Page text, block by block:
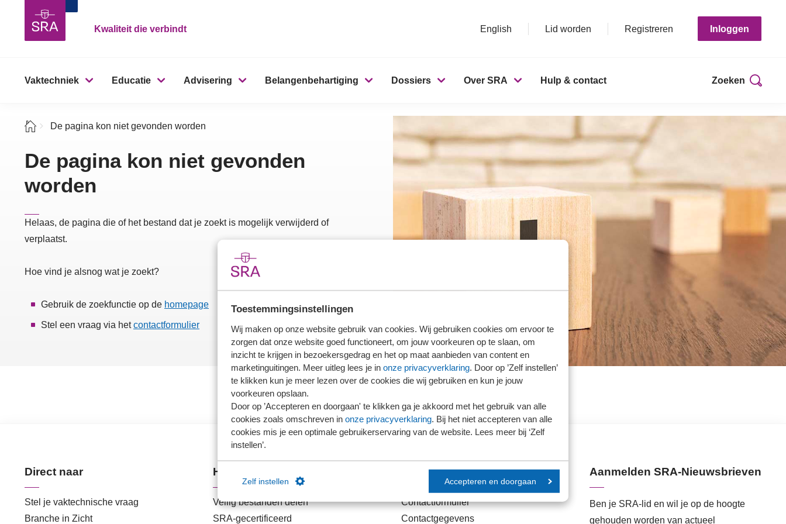
Toestemmingsinstellingen
Wij maken op onze website gebruik van cookies. Wij gebruiken cookies om ervoor te
zorgen dat onze website goed functioneert, om jouw voorkeuren op te slaan, om
inzicht te krijgen in bezoekersgedrag en het op maat aanbieden van content en
marketinguitingen. Meer uitleg lees je in onze privacyverklaring. Door op ’Zelf instellen’
te klikken kun je meer lezen over de cookies die wij gebruiken en kun je jouw
voorkeuren opslaan.
Door op ’Accepteren en doorgaan' te klikken ga je akkoord met het gebruik van alle
cookies zoals omschreven in onze privacyverklaring. Bij het niet accepteren van alle
cookies mis je een optimale gebruikerservaring van de website. Lees meer bij ‘Zelf
instellen’.
Zelf instellen Accepteren en doorgaan
Kwaliteit die verbindt English Lid worden Registreren Inloggen
Vaktechniek Educatie Advisering Belangenbehartiging Dossiers Over SRA Hulp & contact Zoeken
De pagina kon niet gevonden worden
De pagina kon niet gevonden
worden
Helaas, de pagina die of het bestand dat je zoekt is mogelijk verwijderd of
verplaatst.
Hoe vind je alsnog wat je zoekt?
Gebruik de zoekfunctie op de homepage
Stel een vraag via hetcontactformulier
Direct naar
Stel je vaktechnische vraag
Branche in Zicht
Handige links
Veilig bestanden delen
SRA-gecertificeerd
Contact
Contactformulier
Contactgegevens
Aanmelden SRA-Nieuwsbrieven
Ben je SRA-lid en wil je op de hoogte
gehouden worden van actueel